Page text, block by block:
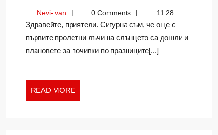
Nevi-IvanNevi-
Ivan
0 Comments 11:28
Здравейте, приятели. Сигурна съм, че още с
първите пролетни лъчи на слънцето са дошли и
плановете за почивки по празниците[...]
READ MORE
MORE